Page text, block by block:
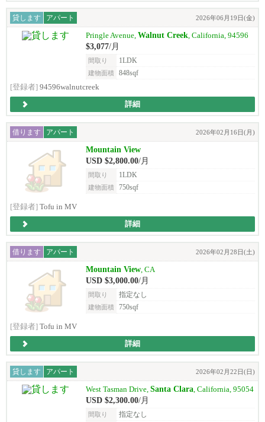
貸します アパート 2026年06月19日(金)
Pringle Avenue, Walnut Creek, California, 94596
$3,077/月
間取り 1LDK
建物面積
848sqf
[登録者] 94596walnutcreek
詳細
借ります アパート 2026年02月16日(月)
Mountain View
USD $2,800.00/月
間取り 1LDK
建物面積 750sqf
[登録者] Tofu in MV
詳細
借ります アパート 2026年02月28日(土)
Mountain View, CA
USD $3,000.00/月
間取り 指定なし
建物面積 750sqf
[登録者] Tofu in MV
詳細
貸します アパート 2026年02月22日(日)
West Tasman Drive, Santa Clara, California, 95054
USD $2,300.00/月
間取り 指定なし